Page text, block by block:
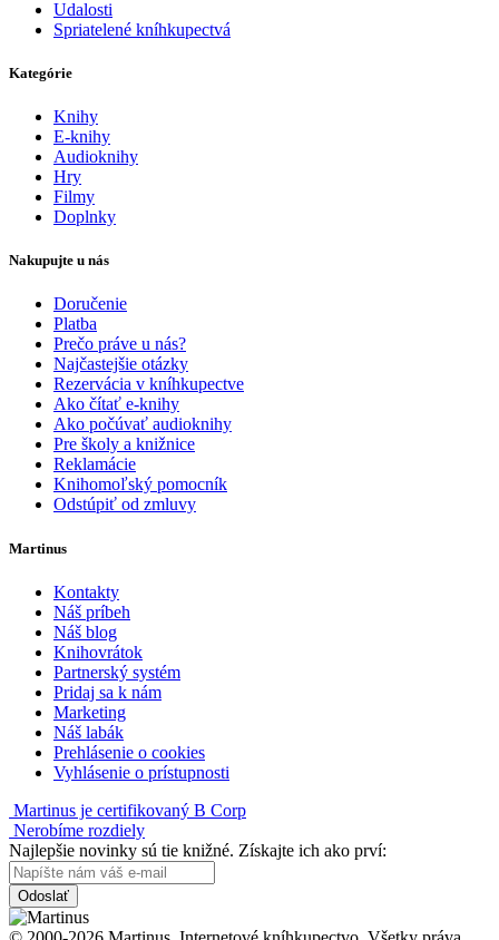
Udalosti
Spriatelené kníhkupectvá
Kategórie
Knihy
E-knihy
Audioknihy
Hry
Filmy
Doplnky
Nakupujte u nás
Doručenie
Platba
Prečo práve u nás?
Najčastejšie otázky
Rezervácia v kníhkupectve
Ako čítať e-knihy
Ako počúvať audioknihy
Pre školy a knižnice
Reklamácie
Knihomoľský pomocník
Odstúpiť od zmluvy
Martinus
Kontakty
Náš príbeh
Náš blog
Knihovrátok
Partnerský systém
Pridaj sa k nám
Marketing
Náš labák
Prehlásenie o cookies
Vyhlásenie o prístupnosti
Martinus je certifikovaný B Corp
Nerobíme rozdiely
Najlepšie novinky sú tie knižné. Získajte ich ako prví:
Odoslať